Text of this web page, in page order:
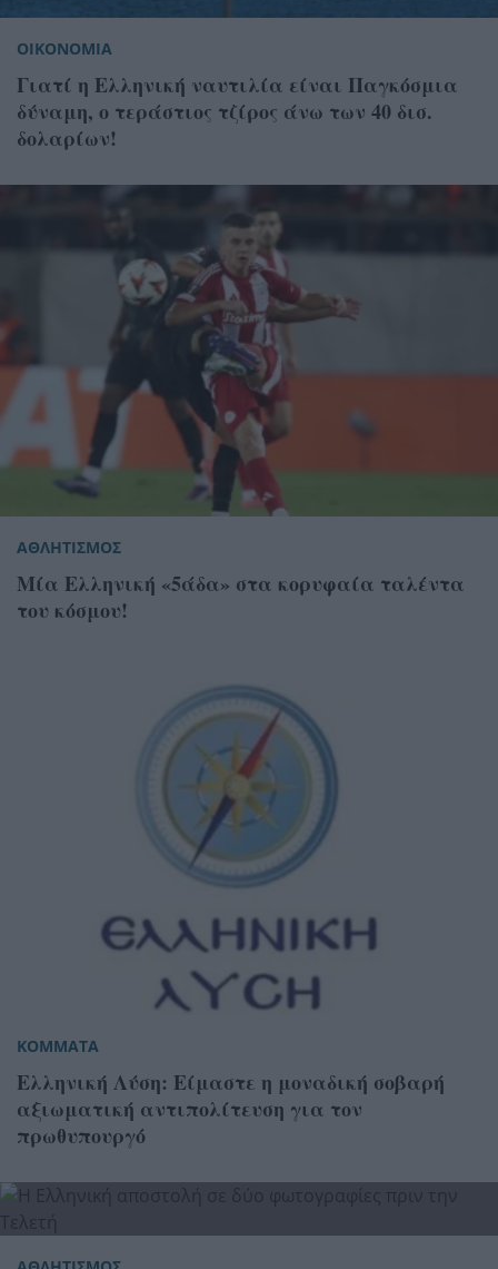
ΟΙΚΟΝΟΜΙΑ
Γιατί η Ελληνική ναυτιλία είναι Παγκόσμια
δύναμη, ο τεράστιος τζίρος άνω των 40 δισ.
δολαρίων!
ΑΘΛΗΤΙΣΜΟΣ
Μία Ελληνική «5άδα» στα κορυφαία ταλέντα
του κόσμου!
ΚΟΜΜΑΤΑ
Ελληνική Λύση: Είμαστε η μοναδική σοβαρή
αξιωματική αντιπολίτευση για τον
πρωθυπουργό